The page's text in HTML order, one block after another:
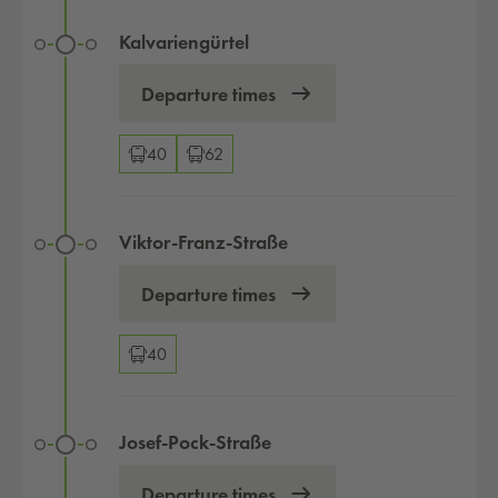
Kalvariengürtel
Departure times
Changeover options
40 62
Viktor-Franz-Straße
Departure times
Changeover options
40
Josef-Pock-Straße